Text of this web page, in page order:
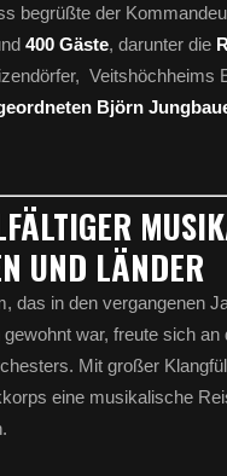
begrüßte der
400 Gäste, darunter die
Veitshöchheims
Björn
UND LÄNDER
das in den vergangenen
war, freute sich
Mit großer
eine musikalische